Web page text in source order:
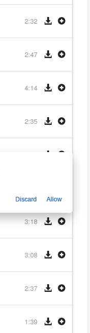
2:32
2:47
4:14
2:35
3:18
3:08
2:37
1:39
Discard Allow